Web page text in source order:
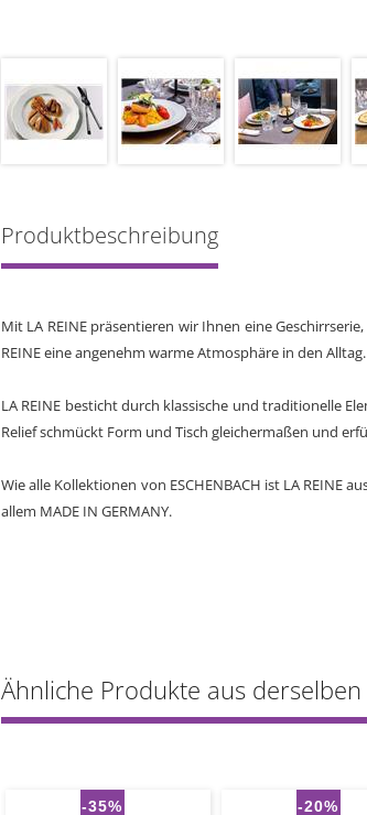
Produktbeschreibung
Mit LA REINE präsentieren wir Ihnen eine
REINE eine angenehm warme Atmosphäre in den
LA REINE besticht durch klassische und traditionelle
Relief schmückt Form und Tisch gleichermaßen und
Wie alle Kollektionen von ESCHENBACH ist LA
allem MADE IN GERMANY.
Ähnliche Produkte aus
-35% -20%